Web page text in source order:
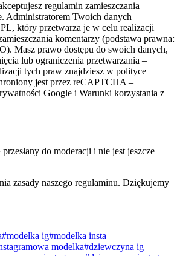
regulamin zamieszczania
Administratorem Twoich danych
który przetwarza je w celu realizacji
komentarzy (podstawa prawna:
Masz prawo dostępu do swoich danych,
lub ograniczenia przetwarzania –
tych praw znajdziesz w polityce
jest przez reCAPTCHA –
Google i Warunki korzystania z
do moderacji i nie jest jeszcze
zasady naszego regulaminu. Dziękujemy
#modelka ig#modelka insta
modelka#dziewczyna ig